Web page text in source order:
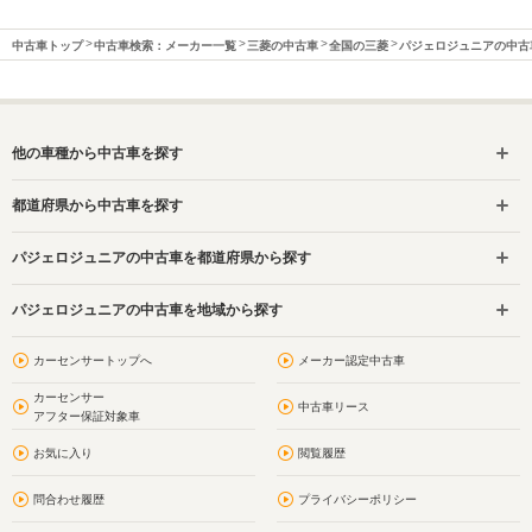
中古車トップ 中古車検索：メーカー一覧 三菱の中古車 全国の三菱 パジェロジュニアの中古
他の車種から中古車を探す
都道府県から中古車を探す
パジェロジュニアの中古車を都道府県から探す
パジェロジュニアの中古車を地域から探す
カーセンサートップへ メーカー認定中古車
カーセンサー
アフター保証対象車
中古車リース
お気に入り 閲覧履歴
問合わせ履歴 プライバシーポリシー